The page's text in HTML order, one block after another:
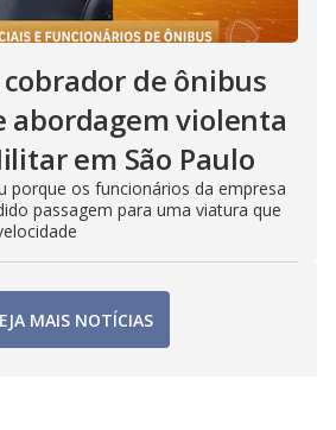
de ônibus
abordagem violenta
em São Paulo
porque os funcionários da empresa
passagem para uma viatura que
MAIS NOTÍCIAS